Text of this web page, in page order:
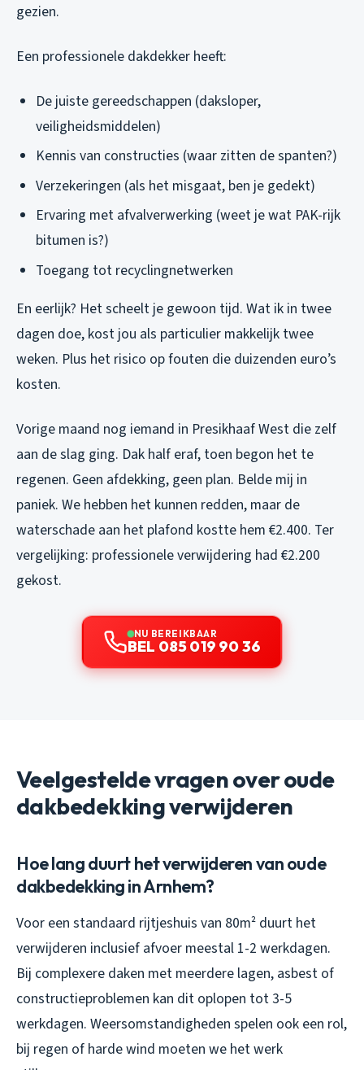
gezien.
Een professionele dakdekker heeft:
De juiste gereedschappen (daksloper,
veiligheidsmiddelen)
Kennis van constructies (waar zitten de spanten?)
Verzekeringen (als het misgaat, ben je gedekt)
Ervaring met afvalverwerking (weet je wat PAK-rijk
bitumen is?)
Toegang tot recyclingnetwerken
En eerlijk? Het scheelt je gewoon tijd. Wat ik in twee
dagen doe, kost jou als particulier makkelijk twee
weken. Plus het risico op fouten die duizenden euro’s
kosten.
Vorige maand nog iemand in Presikhaaf West die zelf
aan de slag ging. Dak half eraf, toen begon het te
regenen. Geen afdekking, geen plan. Belde mij in
paniek. We hebben het kunnen redden, maar de
waterschade aan het plafond kostte hem €2.400. Ter
vergelijking: professionele verwijdering had €2.200
gekost.
NU BEREIKBAAR
BEL 085 019 90 36
Veelgestelde vragen over oude
dakbedekking verwijderen
Hoe lang duurt het verwijderen van oude
dakbedekking in Arnhem?
Voor een standaard rijtjeshuis van 80m² duurt het
verwijderen inclusief afvoer meestal 1-2 werkdagen.
Bij complexere daken met meerdere lagen, asbest of
constructieproblemen kan dit oplopen tot 3-5
werkdagen. Weersomstandigheden spelen ook een rol,
bij regen of harde wind moeten we het werk